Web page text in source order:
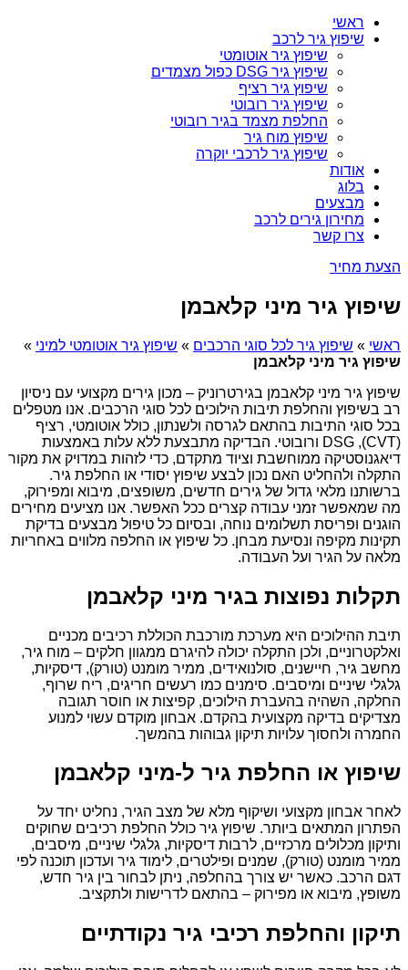
ראשי
שיפוץ גיר לרכב
שיפוץ גיר אוטומטי
שיפוץ גיר DSG כפול מצמדים
שיפוץ גיר רציף
שיפוץ גיר רובוטי
החלפת מצמד בגיר רובוטי
שיפוץ מוח גיר
שיפוץ גיר לרכבי יוקרה
אודות
בלוג
מבצעים
מחירון גירים לרכב
צרו קשר
הצעת מחיר
שיפוץ גיר מיני קלאבמן
ראשי » שיפוץ גיר לכל סוגי הרכבים » שיפוץ גיר אוטומטי למיני »
שיפוץ גיר מיני קלאבמן
שיפוץ גיר מיני קלאבמן בגירטרוניק – מכון גירים מקצועי עם ניסיון
רב בשיפוץ והחלפת תיבות הילוכים לכל סוגי הרכבים. אנו מטפלים
בכל סוגי התיבות בהתאם לגרסה ולשנתון, כולל אוטומטי, רציף
(CVT), DSG ורובוטי. הבדיקה מתבצעת ללא עלות באמצעות
דיאגנוסטיקה ממוחשבת וציוד מתקדם, כדי לזהות במדויק את מקור
התקלה ולהחליט האם נכון לבצע שיפוץ יסודי או החלפת גיר.
ברשותנו מלאי גדול של גירים חדשים, משופצים, מיבוא ומפירוק,
מה שמאפשר זמני עבודה קצרים ככל האפשר. אנו מציעים מחירים
הוגנים ופריסת תשלומים נוחה, ובסיום כל טיפול מבצעים בדיקת
תקינות מקיפה ונסיעת מבחן. כל שיפוץ או החלפה מלווים באחריות
מלאה על הגיר ועל העבודה.
תקלות נפוצות בגיר מיני קלאבמן
תיבת ההילוכים היא מערכת מורכבת הכוללת רכיבים מכניים
ואלקטרוניים, ולכן התקלה יכולה להיגרם ממגוון חלקים – מוח גיר,
מחשב גיר, חיישנים, סולנואידים, ממיר מומנט (טורק), דיסקיות,
גלגלי שיניים ומיסבים. סימנים כמו רעשים חריגים, ריח שרוף,
החלקה, השהיה בהעברת הילוכים, קפיצות או חוסר תגובה
מצדיקים בדיקה מקצועית בהקדם. אבחון מוקדם עשוי למנוע
החמרה ולחסוך עלויות תיקון גבוהות בהמשך.
שיפוץ או החלפת גיר ל-מיני קלאבמן
לאחר אבחון מקצועי ושיקוף מלא של מצב הגיר, נחליט יחד על
הפתרון המתאים ביותר. שיפוץ גיר כולל החלפת רכיבים שחוקים
ותיקון מכלולים מרכזיים, לרבות דיסקיות, גלגלי שיניים, מיסבים,
ממיר מומנט (טורק), שמנים ופילטרים, לימוד גיר ועדכון תוכנה לפי
דגם הרכב. כאשר יש צורך בהחלפה, ניתן לבחור בין גיר חדש,
משופץ, מיבוא או מפירוק – בהתאם לדרישות ולתקציב.
תיקון והחלפת רכיבי גיר נקודתיים